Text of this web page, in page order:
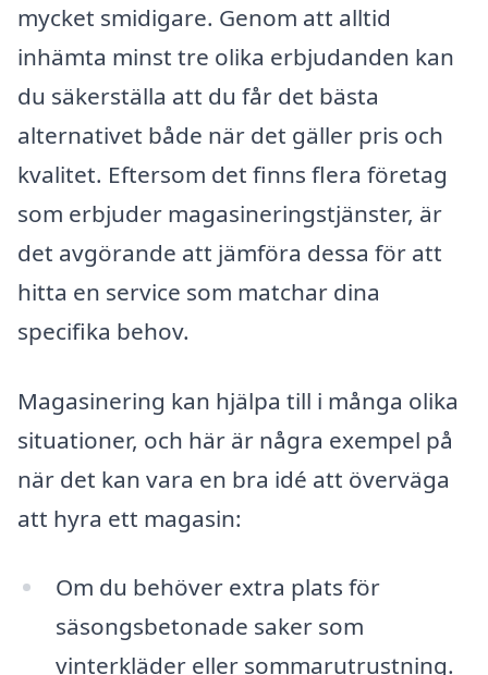
mycket smidigare. Genom att alltid
inhämta minst tre olika erbjudanden kan
du säkerställa att du får det bästa
alternativet både när det gäller pris och
kvalitet. Eftersom det finns flera företag
som erbjuder magasineringstjänster, är
det avgörande att jämföra dessa för att
hitta en service som matchar dina
specifika behov.
Magasinering kan hjälpa till i många olika
situationer, och här är några exempel på
när det kan vara en bra idé att överväga
att hyra ett magasin:
Om du behöver extra plats för
säsongsbetonade saker som
vinterkläder eller sommarutrustning.